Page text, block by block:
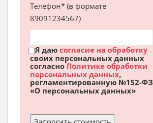
Телефон* (в формате
89091234567)
Я даю согласие на обработку
своих персональных данных
согласноПолитике обработки
персональных данных,
регламентированную №152-ФЗ
«О персональных данных»